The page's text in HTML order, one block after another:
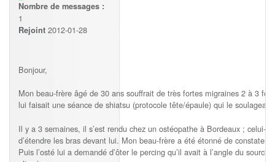
Nombre de messages :
1
Rejoint 2012-01-28
Bonjour,
Mon beau-frère âgé de 30 ans souffrait de très fortes migraines 2 à 3
lui faisait une séance de shiatsu (protocole tête/épaule) qui le
Il y a 3 semaines, il s’est rendu chez un ostéopathe à Bordeaux ; celui-
d’étendre les bras devant lui. Mon beau-frère a été étonné de constater
Puis l’osté lui a demandé d’ôter le percing qu’il avait à l’angle du